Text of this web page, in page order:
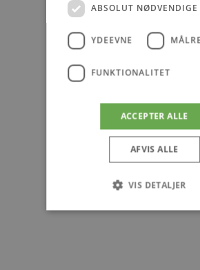
ABSOLUT NØDVENDIGE
YDEEVNE
FUNKTIONALITET
ACCEPTER ALLE
AFVIS ALLE
VIS DETALJER